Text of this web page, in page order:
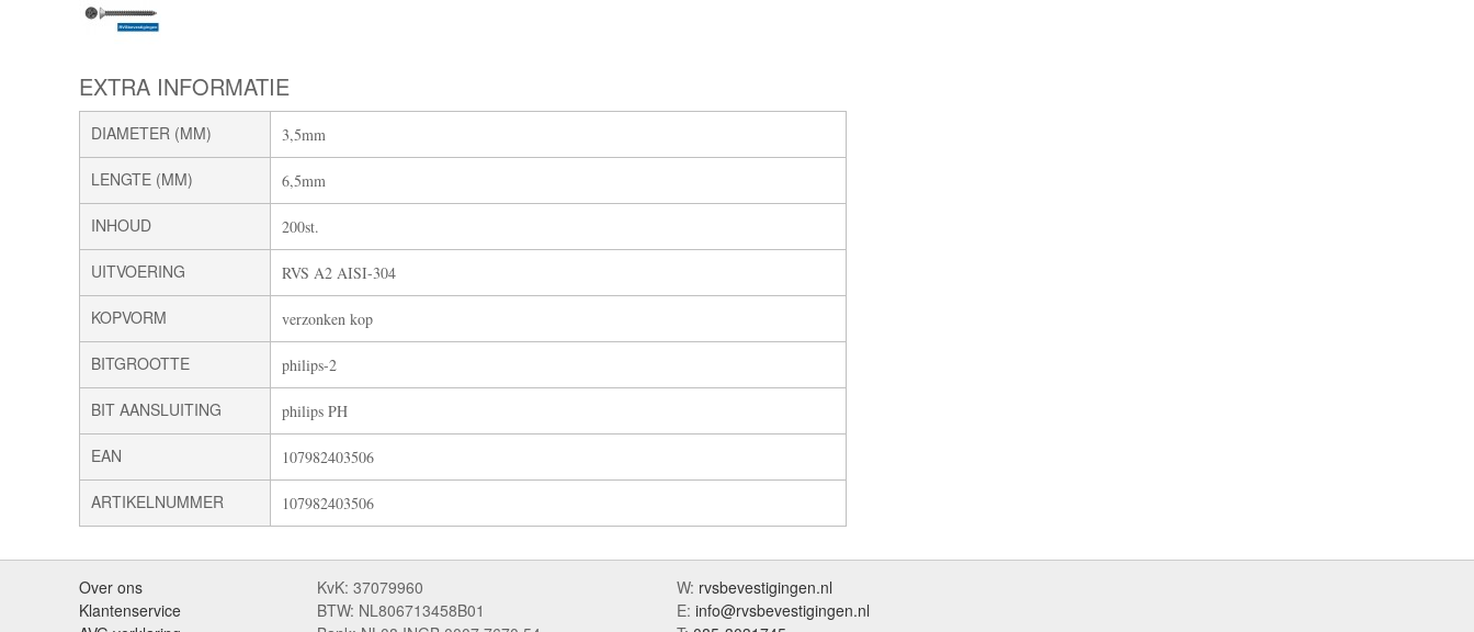
EXTRA INFORMATIE
DIAMETER (MM) 3,5mm
LENGTE (MM) 6,5mm
INHOUD 200st.
UITVOERING RVS A2 AISI-304
KOPVORM verzonken kop
BITGROOTTE philips-2
BIT AANSLUITING philips PH
EAN 107982403506
ARTIKELNUMMER 107982403506
Over ons
Klantenservice
KvK: 37079960
BTW: NL806713458B01
W: rvsbevestigingen.nl
E: info@rvsbevestigingen.nl